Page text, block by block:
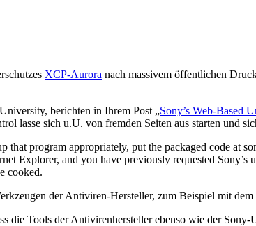
XCP-Aurora nach massivem öffentlichen
berichten in Ihrem Post „Sony’s Web-Based
lasse sich u.U. von fremden Seiten aus starten und
program appropriately, put the packaged code at
Explorer, and you have previously requested
cooked.
der Antiviren-Hersteller, zum Beispiel mit dem
die Tools der Antivirenhersteller ebenso wie der